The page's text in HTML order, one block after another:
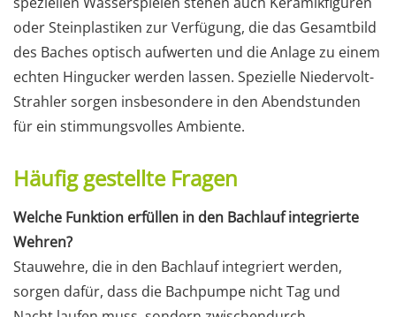
oder Steinplastiken zur Verfügung, die das Gesamtbild
des Baches optisch aufwerten und die Anlage zu einem
echten Hingucker werden lassen. Spezielle Niedervolt-
Strahler sorgen insbesondere in den Abendstunden
für ein stimmungsvolles Ambiente.
Häufig gestellte Fragen
Welche Funktion erfüllen in den Bachlauf integrierte
Wehren?
Stauwehre, die in den Bachlauf integriert werden,
sorgen dafür, dass die Bachpumpe nicht Tag und